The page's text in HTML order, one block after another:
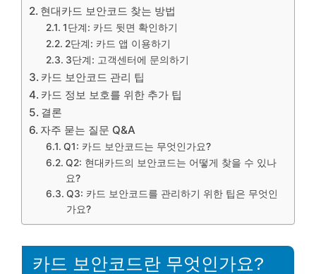
현대카드 보안코드 찾는 방법
1단계: 카드 뒷면 확인하기
2단계: 카드 앱 이용하기
3단계: 고객센터에 문의하기
카드 보안코드 관리 팁
카드 정보 보호를 위한 추가 팁
결론
자주 묻는 질문 Q&A
Q1: 카드 보안코드는 무엇인가요?
Q2: 현대카드의 보안코드는 어떻게 찾을 수 있나
요?
Q3: 카드 보안코드를 관리하기 위한 팁은 무엇인
가요?
카드 보안코드란 무엇인가요?